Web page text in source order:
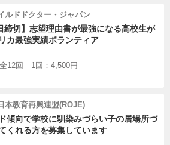
ルドドクター・ジャパン
締切】志望理由書が最強になる高校生が
カ最強実績ボランティア
全12回 1回：4,500円
本教育再興連盟(ROJE)
傾向で学校に馴染みづらい子の居場所づ
くれる方を募集しています